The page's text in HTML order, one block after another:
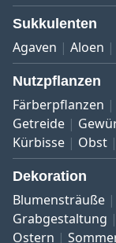
Sukkulenten
Agaven Aloen
Nutzpflanzen
Färberpflanzen
Getreide
Kürbisse
Obst
Dekoration
Blumensträuße
Grabgestaltung
Ostern